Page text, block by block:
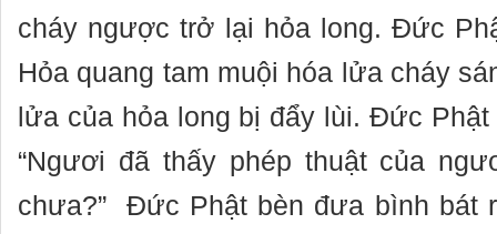
cháy ngược trở lại hỏa long. Đức
Hỏa quang tam muội hóa lửa cháy
lửa của hỏa long bị đẩy lùi. Đức
“Ngươi đã thấy phép thuật của
chưa?” Đức Phật bèn đưa bình bát